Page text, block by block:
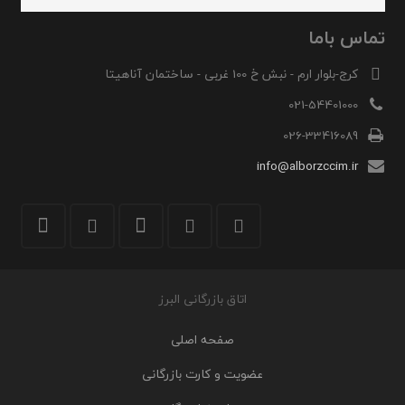
تماس باما
کرج-بلوار ارم - نبش خ 100 غربی - ساختمان آناهیتا
021-54401000
026-33416089
info@alborzccim.ir
اتاق بازرگانی البرز
صفحه اصلی
عضویت و کارت بازرگانی